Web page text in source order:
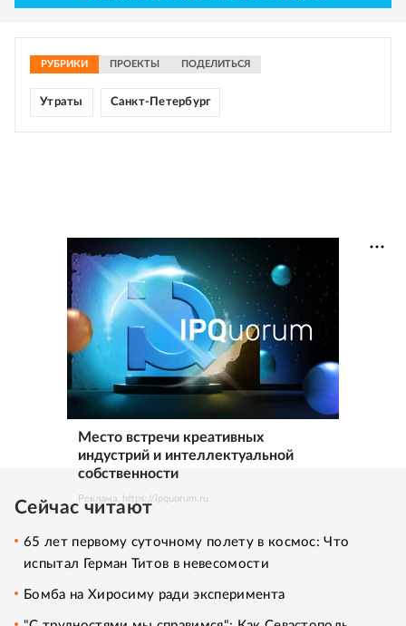
РУБРИКИ ПРОЕКТЫ ПОДЕЛИТЬСЯ
Утраты Санкт-Петербург
Место встречи креативных
индустрий и интеллектуальной
собственности
Реклама. https://ipquorum.ru
Сейчас читают
65 лет первому суточному полету в космос: Что
испытал Герман Титов в невесомости
Бомба на Хиросиму ради эксперимента